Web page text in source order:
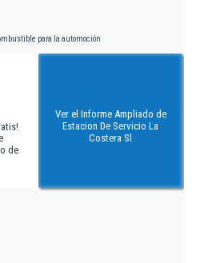
para la automoción
de
Ver el Informe Ampliado de
Estacion De Servicio La
Costera Sl